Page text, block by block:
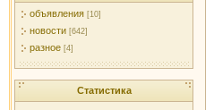
объявления [10]
новости [642]
разное [4]
Статистика